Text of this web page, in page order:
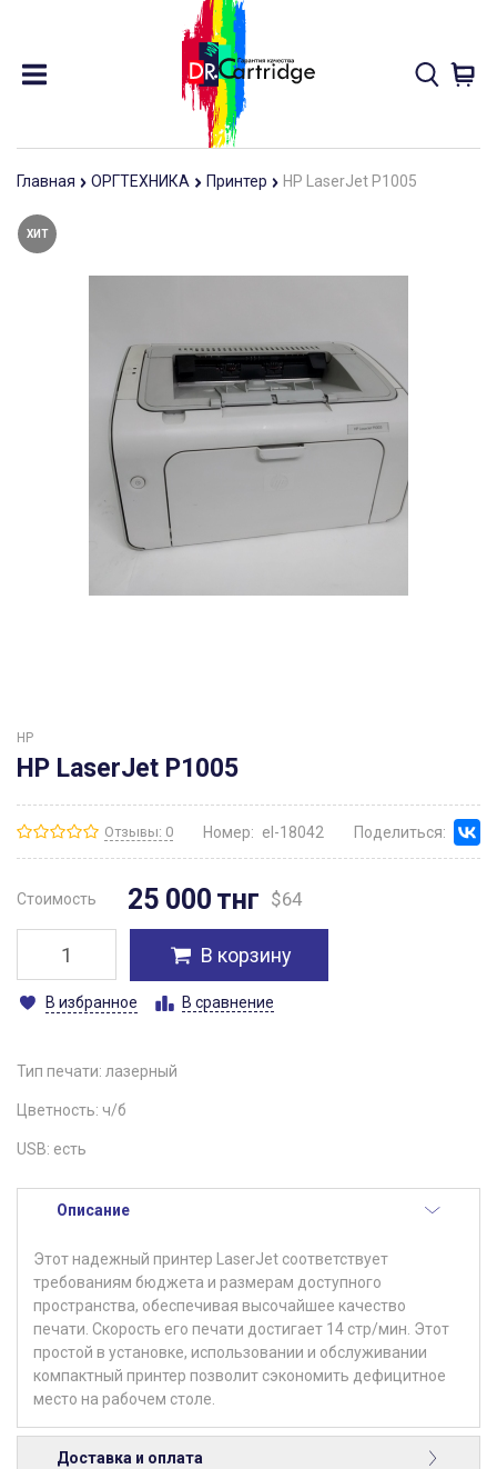
Главная ОРГТЕХНИКА Принтер HP LaserJet P1005
ХИТ
HP
HP LaserJet P1005
Отзывы: 0 Номер: el-18042 Поделиться:
Стоимость 25 000 тнг $64
В корзину
В избранное В сравнение
Тип печати: лазерный
Цветность: ч/б
USB: есть
Описание
Этот надежный принтер LaserJet соответствует
требованиям бюджета и размерам доступного
пространства, обеспечивая высочайшее качество
печати. Скорость его печати достигает 14 стр/мин. Этот
простой в установке, использовании и обслуживании
компактный принтер позволит сэкономить дефицитное
место на рабочем столе.
Доставка и оплата